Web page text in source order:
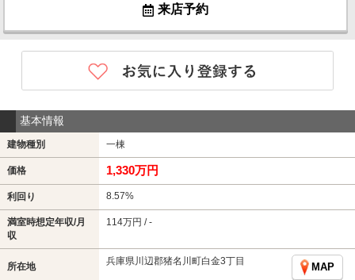
来店予約
基本情報
建物種別 一棟
価格 1,330万円
利回り 8.57%
満室時想定年収/月
収
114万円 / -
所在地 兵庫県川辺郡猪名川町白金3丁目
MAP